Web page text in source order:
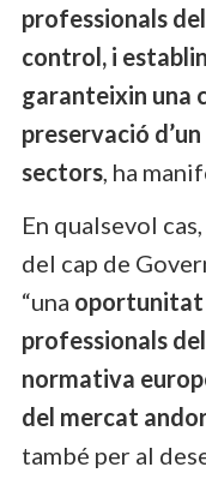
professionals
control, i
garanteixin una
preservació
sectors, ha
En qualsevol
del cap de
“una oportunitat
professionals
normativa
del mercat
també per al